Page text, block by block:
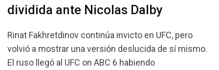
dividida ante Nicolas Dalby
Rinat Fakhretdinov continúa invicto en UFC, pero
volvió a mostrar una versión deslucida de sí mismo.
El ruso llegó al UFC on ABC 6 habiendo